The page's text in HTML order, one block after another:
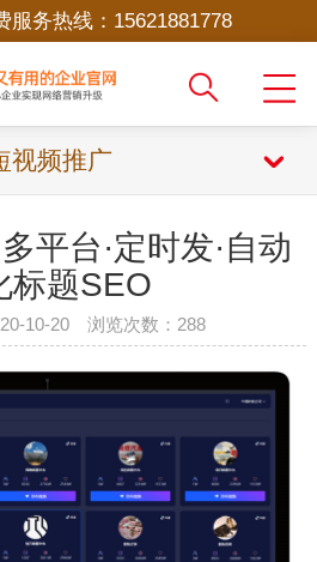
服务热线： 15621881778
视频推广
平台·定时发·自动
标题SEO
10-20 浏览次数： 288